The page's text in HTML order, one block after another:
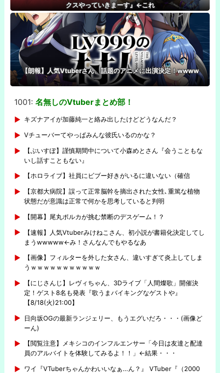
クスやっていきまーす』←これ
【朗報】人気Vtuberさん、話題のアニメに出演決定！wwww
1001: 名無しのVtuberまとめ部！
キズナアイが加藤純一と絡み出したけどどうなんだ？
Vチューバーてやっぱみんな彼氏いるのかな？
【ぶいすぽ】謹慎期間中について小森めとさん『会うこともな
いし話すこともない』
【ホロライブ】社員にビブー好きがいるに違いない（確信
【京都大病院】誤って正常脳幹を摘出された女性､重篤な植物
状態だが意識は正常で何かを思考していると判明
【開幕】尾丸ポルカが挑む禁断のデスゲーム！？
【速報】人気Vtuberみけねこさん、初小説が書籍化決定してし
まうwwwww←み！さんなんでもやるなあ
【画像】フィルターを外した女さん、違いすぎて炎上してしま
うｗｗｗｗｗｗｗｗｗｗｗ
【にじさんじ】レヴィちゃん、3Dライブ「人間燦歌」開催決
定！ゲスト8名も発表『歌うまバイキングなゲストや』
【8/18(火)21:00】
日向坂OGの最新ランジェリー、もうエグいだろ・・・(画像ど
ーん)
【閲覧注意】メキシコのインフルエンサー「今日は友達と配達
員のアルバイトを体験してみるよ！！」←結果・・・
ワイ『VTuberちゃんかわいいなぁ…ん？』 VTuber『（2000